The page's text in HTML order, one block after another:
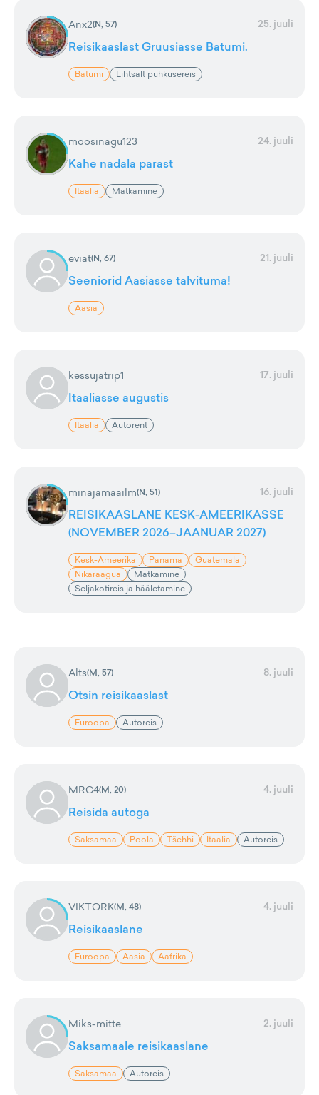
Anx2(N, 57) 25. juuli
Reisikaaslast Gruusiasse Batumi.
Batumi Lihtsalt puhkusereis
moosinagu123 24. juuli
Kahe nadala parast
Itaalia Matkamine
eviat(N, 67) 21. juuli
Seeniorid Aasiasse talvituma!
Aasia
kessujatrip1 17. juuli
Itaaliasse augustis
Itaalia Autorent
minajamaailm(N, 51) 16. juuli
REISIKAASLANE KESK-AMEERIKASSE
(NOVEMBER 2026–JAANUAR 2027)
Kesk-Ameerika Panama
Guatemala
Nikaraagua
Matkamine
Seljakotireis ja hääletamine
Alts(M, 57) 8. juuli
Otsin reisikaaslast
Euroopa Autoreis
MRC4(M, 20) 4. juuli
Reisida autoga
Saksamaa Poola Tšehhi Itaalia Autoreis
VIKTORK(M, 48) 4. juuli
Reisikaaslane
Euroopa Aasia Aafrika
Miks-mitte 2. juuli
Saksamaale reisikaaslane
Saksamaa Autoreis